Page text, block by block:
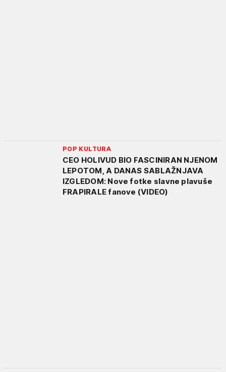
POP KULTURA
CEO HOLIVUD BIO FASCINIRAN NJENOM
LEPOTOM, A DANAS SABLAŽNJAVA
IZGLEDOM: Nove fotke slavne plavuše
FRAPIRALE fanove (VIDEO)